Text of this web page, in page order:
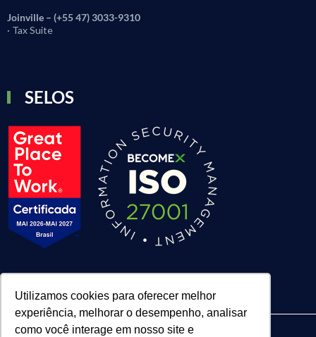
Utilizamos cookies para oferecer melhor
experiência, melhorar o desempenho, analisar
como você interage em nosso site e
Joinville – (+55 47) 3033-9310
· Tax Suite
SELOS